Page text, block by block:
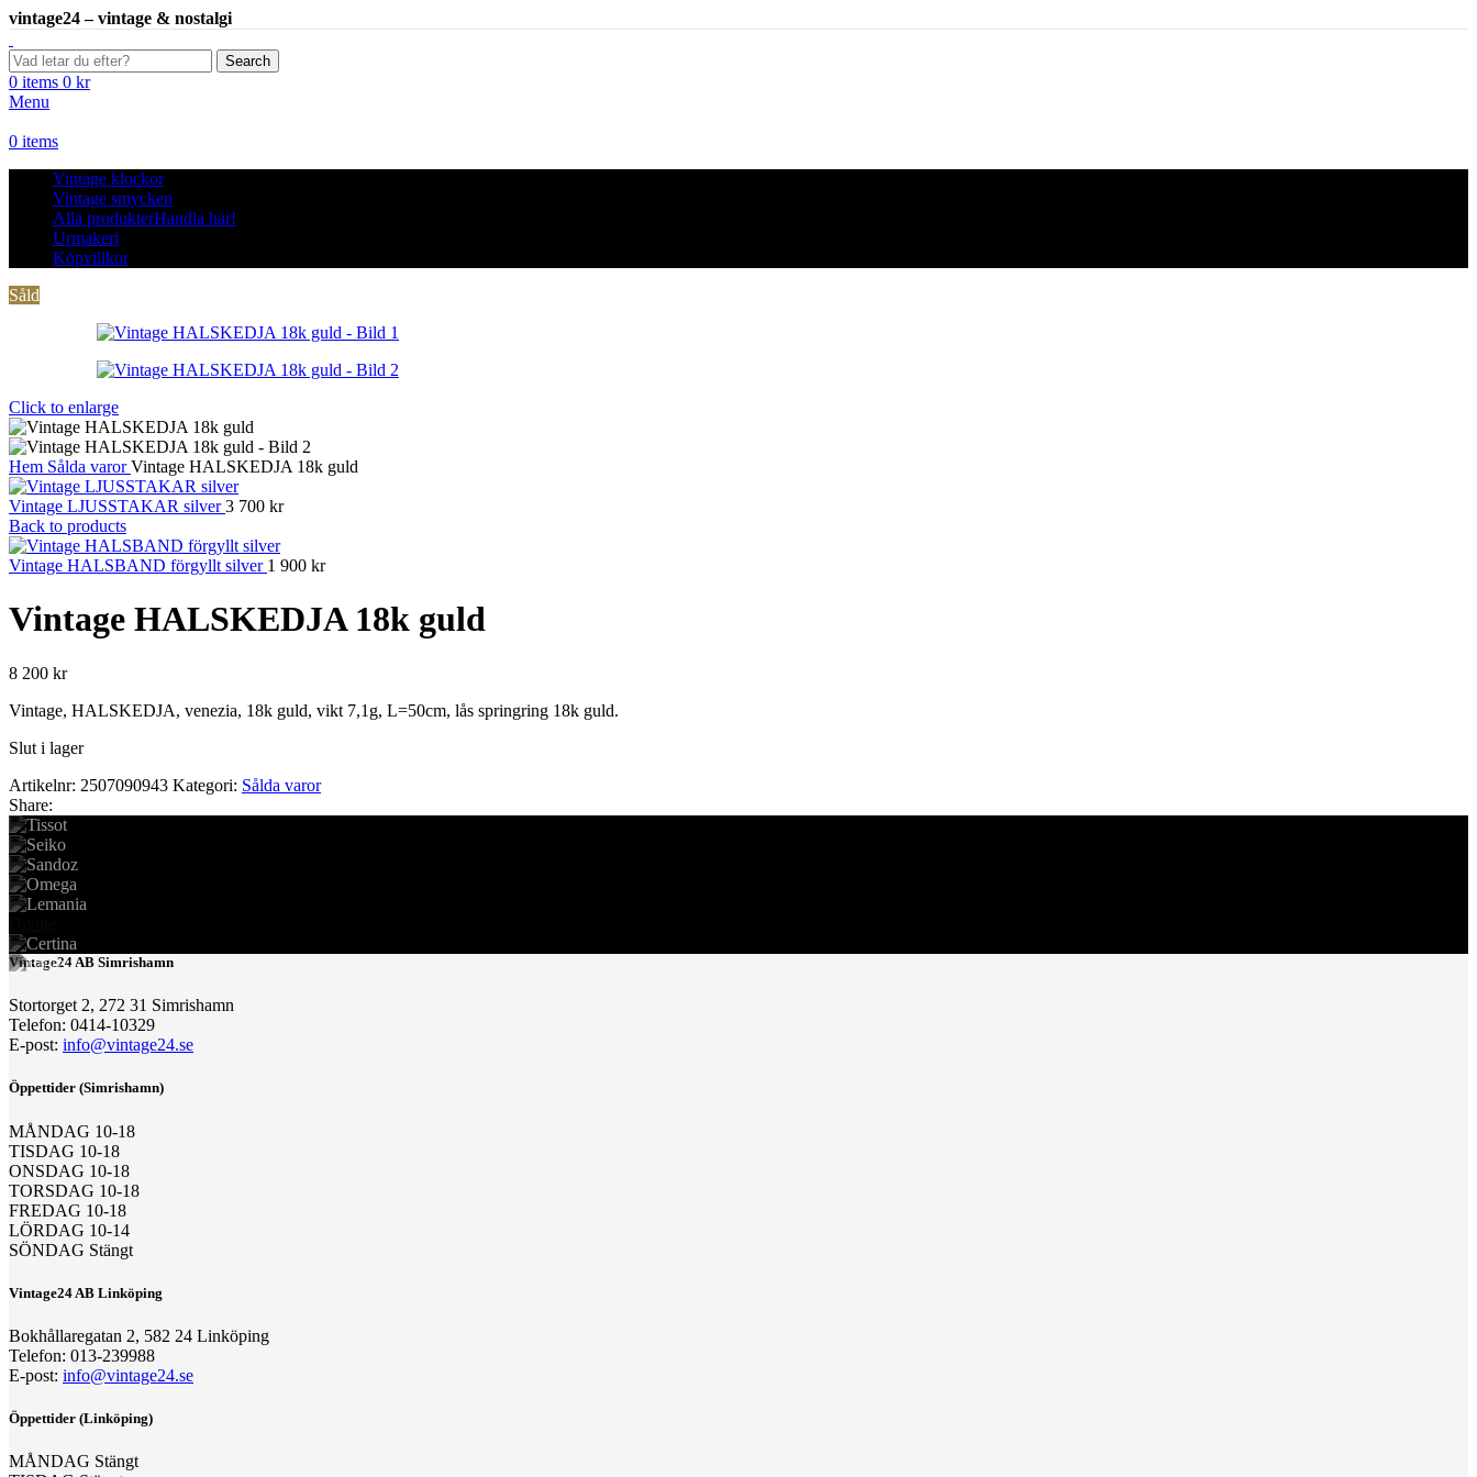
vintage24 – vintage & nostalgi
Search
0 items 0 kr
Menu
0 items
Vintage klockor
Vintage smycken
Alla produkterHandla här!
Urmakeri
Köpvillkor
Såld
Click to enlarge
Hem Sålda varorVintage HALSKEDJA 18k guld
Vintage LJUSSTAKAR silver3 700 kr
Back to products
Vintage HALSBAND förgyllt silver 1 900 kr
Vintage HALSKEDJA 18k guld
8 200 kr
Vintage, HALSKEDJA, venezia, 18k guld, vikt 7,1g, L=50cm, lås springring 18k guld.
Slut i lager
Artikelnr: 2507090943 Kategori: Sålda varor
Share:
Vintage24 AB Simrishamn
Stortorget 2, 272 31 Simrishamn
Telefon: 0414-10329
E-post: info@vintage24.se
Öppettider (Simrishamn)
MÅNDAG 10-18
TISDAG 10-18
ONSDAG 10-18
TORSDAG 10-18
FREDAG 10-18
LÖRDAG 10-14
SÖNDAG Stängt
Vintage24 AB Linköping
Bokhållaregatan 2, 582 24 Linköping
Telefon: 013-239988
E-post: info@vintage24.se
Öppettider (Linköping)
MÅNDAG Stängt